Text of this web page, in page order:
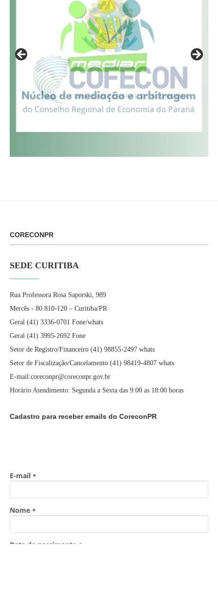
CORECONPR
SEDE CURITIBA
Rua Professora Rosa Saporski, 989
Mercês - 80.810-120 – Curitiba/PR
Geral (41) 3336-0701 Fone/whats
Geral (41) 3995-2692 Fone
Setor de Registro/Financeiro (41) 98855-2497 whats
Setor de Fiscalização/Cancelamento (41) 98419-4807 whats
E-mail:coreconpr@coreconpr.gov.br
Horário Atendimento: Segunda a Sexta das 9:00 as 18:00 horas
Cadastro para receber emails do CoreconPR